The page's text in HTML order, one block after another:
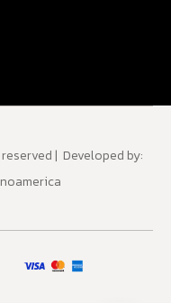
| Developed by: